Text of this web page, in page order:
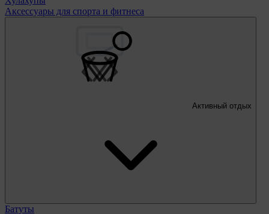
Аксессуары для спорта и фитнеса
Активный отдых
Батуты